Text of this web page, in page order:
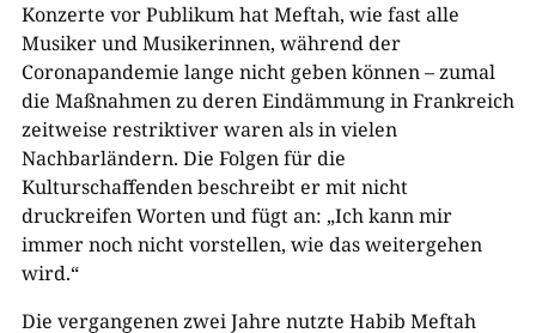
Konzerte vor Publikum hat Meftah, wie fast alle
Musiker und Musikerinnen, während der
Coronapandemie lange nicht geben können – zumal
die Maßnahmen zu deren Eindämmung in Frankreich
zeitweise restriktiver waren als in vielen
Nachbarländern. Die Folgen für die
Kulturschaffenden beschreibt er mit nicht
druckreifen Worten und fügt an: „Ich kann mir
immer noch nicht vorstellen, wie das weitergehen
wird.“
Die vergangenen zwei Jahre nutzte Habib Meftah